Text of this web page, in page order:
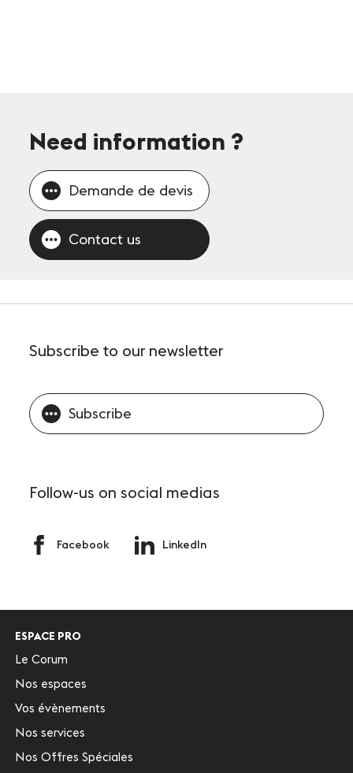
Need information ?
Demande de devis
Contact us
Subscribe to our newsletter
Subscribe
Follow-us on social medias
Facebook LinkedIn
ESPACE PRO
Le Corum
Nos espaces
Vos évènements
Nos services
Nos Offres Spéciales